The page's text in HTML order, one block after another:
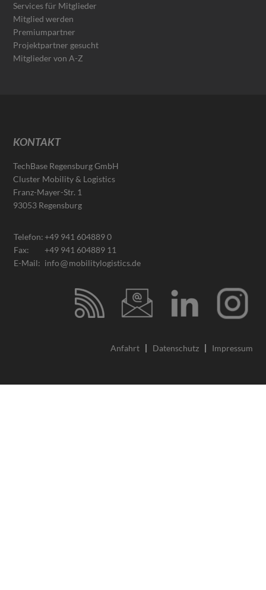
Services für Mitglieder
Mitglied werden
Premiumpartner
Projektpartner gesucht
Mitglieder von A-Z
KONTAKT
TechBase Regensburg GmbH
Cluster Mobility & Logistics
Franz-Mayer-Str. 1
93053 Regensburg
Telefon:
Fax:
E-Mail:
+49 941 604889 0
+49 941 604889 11
info
mobilitylogistics.de
Anfahrt Datenschutz Impressum